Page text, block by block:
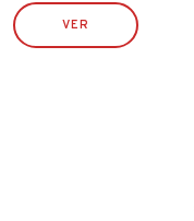
VER